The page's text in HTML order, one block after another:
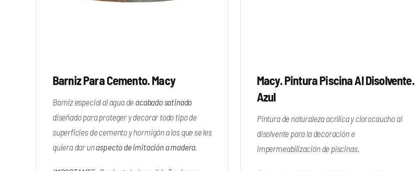
Barniz Para Cemento. Macy
Barniz especial al agua deacabado satinado
diseñado para proteger y decorar todo tipo de
superficies de cemento y hormigón a los que se les
quiera dar unaspecto de imitación a madera.
Macy. Pintura Piscina Al Disolvente.
Azul
Pintura de naturaleza acrílica y clorocaucho al
disolvente para la decoración e
impermeabilización de piscinas.